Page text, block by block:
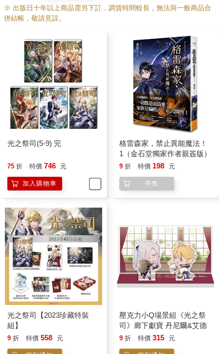
※ 出版日十年以上商品需另下訂，調貨時間較長，無法與一般商品合
併結帳，敬請見諒。
光之祭司(5-9) 完
75 折 特價 746 元
加入購物車
格雷森家，禁止異能魔法！
1（金石堂獨家作者親簽版）
9 折 特價 198 元
停售
光之祭司【2023珍藏特裝
組】
9 折 特價 558 元
壓克力小Q場景組《光之祭
司》廊下獻寶 丹尼爾&艾德
9 折 特價 315 元